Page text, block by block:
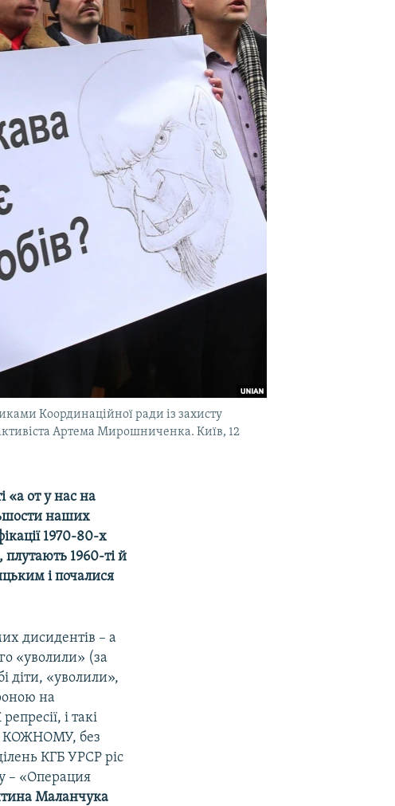
Координаційної ради із захисту
Артема Мирошниченка. Київ, 12
«а от у нас на
наших
1970-80-х
1960-ті й
і почалися
дисидентів – а
«уволили» (за
діти, «уволили»,
на
і такі
в КОЖНОМУ, без
КГБ УРСР ріс
– «Операция
Маланчука